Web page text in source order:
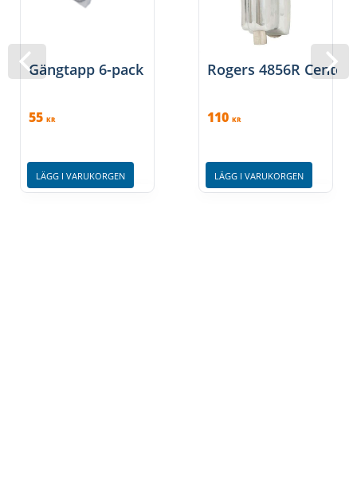
Gängtapp 6-pack
55 KR
LÄGG I VARUKORGEN
Rogers 4856R
110 KR
LÄGG I VARUKORGEN